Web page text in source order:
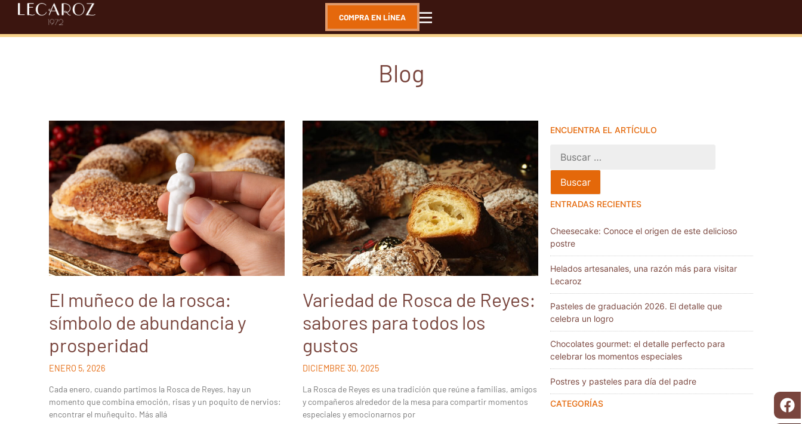
COMPRA EN LÍNEA
Blog
El muñeco de la rosca:
símbolo de abundancia y
prosperidad
ENERO 5, 2026
Cada enero, cuando partimos la Rosca de Reyes, hay un
momento que combina emoción, risas y un poquito de nervios:
encontrar el muñequito. Más allá
Variedad de Rosca de Reyes:
sabores para todos los
gustos
DICIEMBRE 30, 2025
La Rosca de Reyes es una tradición que reúne a familias, amigos
y compañeros alrededor de la mesa para compartir momentos
especiales y emocionarnos por
ENCUENTRA EL ARTÍCULO
ENTRADAS RECIENTES
Cheesecake: Conoce el origen de este delicioso
postre
Helados artesanales, una razón más para visitar
Lecaroz
Pasteles de graduación 2026. El detalle que
celebra un logro
Chocolates gourmet: el detalle perfecto para
celebrar los momentos especiales
Postres y pasteles para día del padre
CATEGORÍAS